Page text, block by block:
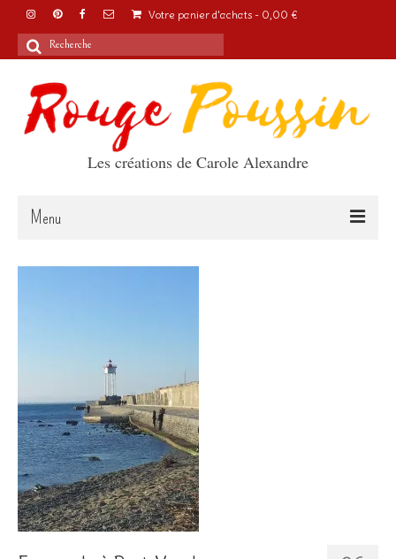
Votre panier d'achats - 0,00 €
Rechercher
Les créations de Carole Alexandre
Menu
Accueil
Les Créations
Mon compte
Expo